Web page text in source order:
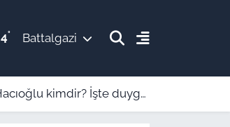
° Battalgazi
İşte duygu dolu hikayesi